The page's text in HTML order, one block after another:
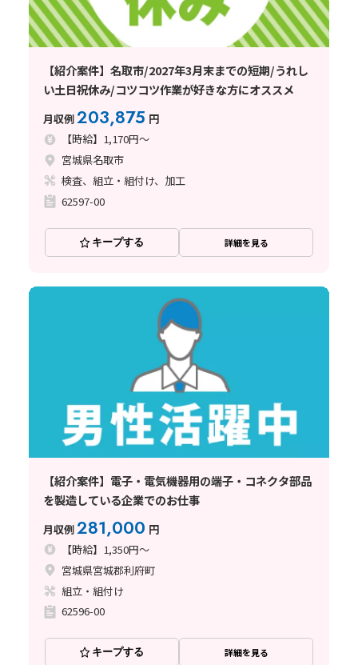
【紹介案件】名取市/2027年3月末までの短期/うれし
い土日祝休み/コツコツ作業が好きな方にオススメ
月収例203,875 円
【時給】1,170円～
宮城県名取市
検査、組立・組付け、加工
62597-00
キープする 詳細を見る
【紹介案件】電子・電気機器用の端子・コネクタ部品
を製造している企業でのお仕事
月収例281,000 円
【時給】1,350円～
宮城県宮城郡利府町
組立・組付け
62596-00
キープする 詳細を見る